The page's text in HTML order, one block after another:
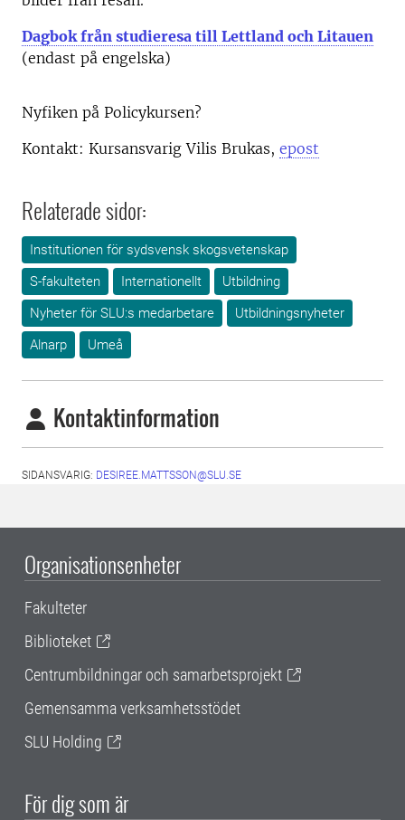
Dagbok från studieresa till Lettland och Litauen
(endast på engelska)
Nyfiken på Policykursen?
Kontakt: Kursansvarig Vilis Brukas, epost
Relaterade sidor:
Institutionen för sydsvensk skogsvetenskap
S-fakulteten
Internationellt
Utbildning
Nyheter för SLU:s medarbetare
Utbildningsnyheter
Alnarp
Umeå
Kontaktinformation
SIDANSVARIG: DESIREE.MATTSSON@SLU.SE
Organisationsenheter
Fakulteter
Biblioteket
Centrumbildningar och samarbetsprojekt
Gemensamma verksamhetsstödet
SLU Holding
För dig som är